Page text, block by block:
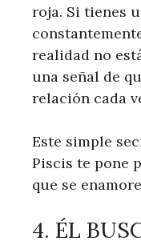
roja. Si tienes
realidad no
una señal de
relación cada
Este simple
Piscis te pone
que se
4. ÉL